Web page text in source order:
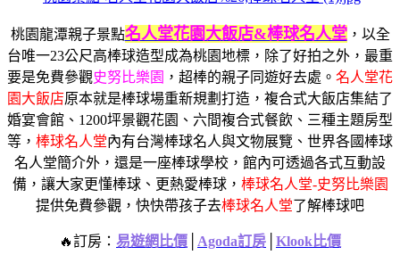
桃園龍潭親子景點名人堂花園大飯店&棒球名人堂，以全
台唯一23公尺高棒球造型成為桃園地標， 除了好拍之外， 最重
要是免費參觀史努比樂園 ，超棒的親子同遊好去處。 名人堂花
園大飯店原本就是棒球場重新規劃打造， 複合式大飯店集結了
婚宴會館、 1200坪景觀花園、六間複合式餐飲、三種主題房型
等， 棒球名人堂內有台灣棒球名人與文物展覽、 世界各國棒球
名人堂簡介外， 還是一座棒球學校， 館內可透過各式互動設
備， 讓大家更懂棒球、更熱愛棒球， 棒球名人堂-史努比樂園
提供免費參觀， 快快帶孩子去棒球名人堂了解棒球吧
🔥訂房： 易遊網比價 Agoda訂房 Klook比價